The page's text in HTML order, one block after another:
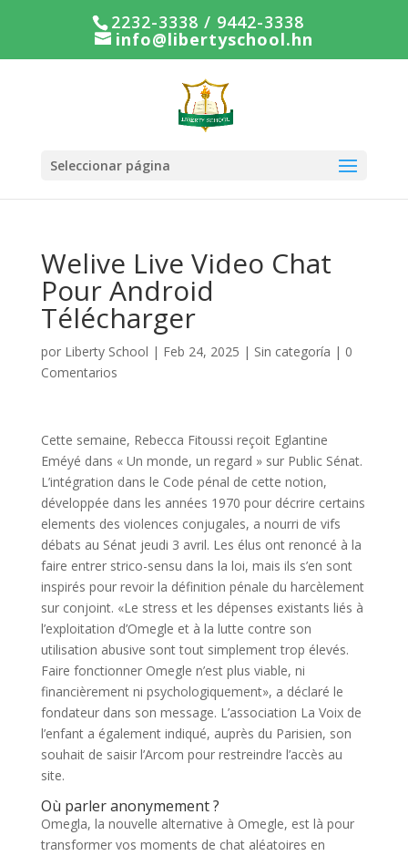
2232-3338 / 9442-3338
info@libertyschool.hn
Seleccionar página
Welive Live Video Chat
Pour Android
Télécharger
por Liberty School | Feb 24, 2025 | Sin categoría | 0
Comentarios
Cette semaine, Rebecca Fitoussi reçoit Eglantine
Eméyé dans « Un monde, un regard » sur Public Sénat.
L’intégration dans le Code pénal de cette notion,
développée dans les années 1970 pour décrire certains
elements des violences conjugales, a nourri de vifs
débats au Sénat jeudi 3 avril. Les élus ont renoncé à la
faire entrer strico-sensu dans la loi, mais ils s’en sont
inspirés pour revoir la définition pénale du harcèlement
sur conjoint. «Le stress et les dépenses existants liés à
l’exploitation d’Omegle et à la lutte contre son
utilisation abusive sont tout simplement trop élevés.
Faire fonctionner Omegle n’est plus viable, ni
financièrement ni psychologiquement», a déclaré le
fondateur dans son message. L’association La Voix de
l’enfant a également indiqué, auprès du Parisien, son
souhait de saisir l’Arcom pour restreindre l’accès au
site.
Où parler anonymement ?
Omegla, la nouvelle alternative à Omegle, est là pour
transformer vos moments de chat aléatoires en